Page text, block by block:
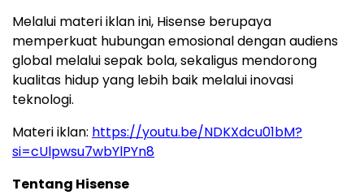
Melalui materi iklan ini, Hisense berupaya
memperkuat hubungan emosional dengan audiens
global melalui sepak bola, sekaligus mendorong
kualitas hidup yang lebih baik melalui inovasi
teknologi.
Materi iklan: https://youtu.be/NDKXdcu01bM?
si=cUlpwsu7wbYlPYn8
Tentang Hisense